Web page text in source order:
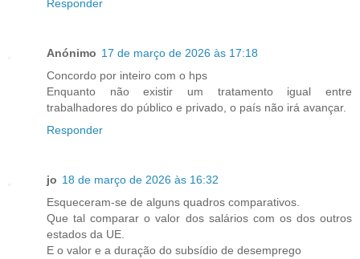
Responder
Anónimo 17 de março de 2026 às 17:18
Concordo por inteiro com o hps
Enquanto não existir um tratamento igual entre
trabalhadores do público e privado, o país não irá avançar.
Responder
jo 18 de março de 2026 às 16:32
Esqueceram-se de alguns quadros comparativos.
Que tal comparar o valor dos salários com os dos outros
estados da UE.
E o valor e a duração do subsídio de desemprego